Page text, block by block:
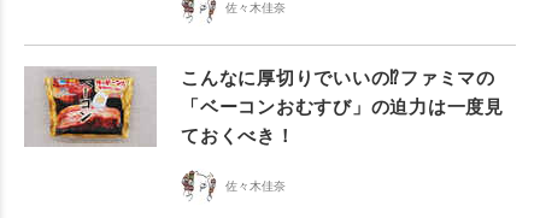
佐々木佳奈
こんなに厚切りでいいの⁉︎ファミマの
「ベーコンおむすび」の迫力は一度見
ておくべき！
佐々木佳奈